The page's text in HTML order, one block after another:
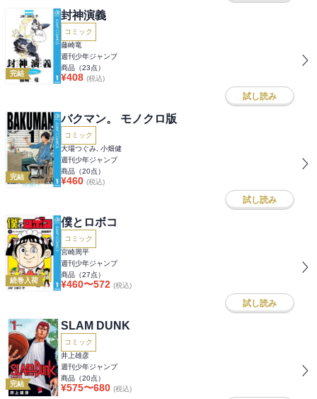
完結
封神演義
コミック
藤崎竜
週刊少年ジャンプ
商品（23点）
¥408 (税込)
試し読み
完結
バクマン。 モノクロ版
コミック
大場つぐみ, 小畑健
週刊少年ジャンプ
商品（20点）
¥460 (税込)
試し読み
続巻入荷
僕とロボコ
コミック
宮崎周平
週刊少年ジャンプ
商品（27点）
¥460〜572 (税込)
試し読み
完結
SLAM DUNK
コミック
井上雄彦
週刊少年ジャンプ
商品（20点）
¥575〜680 (税込)